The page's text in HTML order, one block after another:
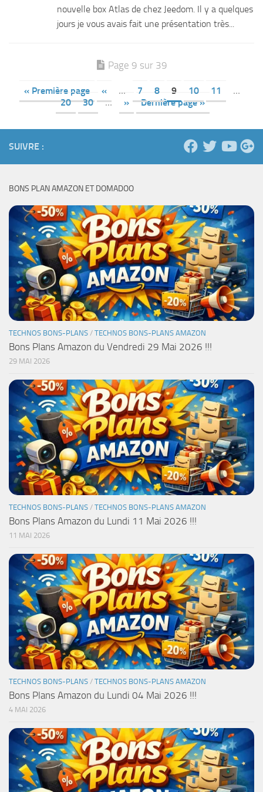
nouvelle box Atlas de chez Jeedom. Il y a quelques
jours je vous avais fait une présentation très...
Page 9 sur 39
« Première page « … 7 8 9 10 11
…
20
30 … » Dernière page »
SUIVRE :
BONS PLAN AMAZON ET DOMADOO
TECHNOS BONS-PLANS / TECHNOS BONS-PLANS AMAZON
Bons Plans Amazon du Vendredi 29 Mai 2026 !!!
29 MAI 2026
TECHNOS BONS-PLANS / TECHNOS BONS-PLANS AMAZON
Bons Plans Amazon du Lundi 11 Mai 2026 !!!
11 MAI 2026
TECHNOS BONS-PLANS / TECHNOS BONS-PLANS AMAZON
Bons Plans Amazon du Lundi 04 Mai 2026 !!!
4 MAI 2026